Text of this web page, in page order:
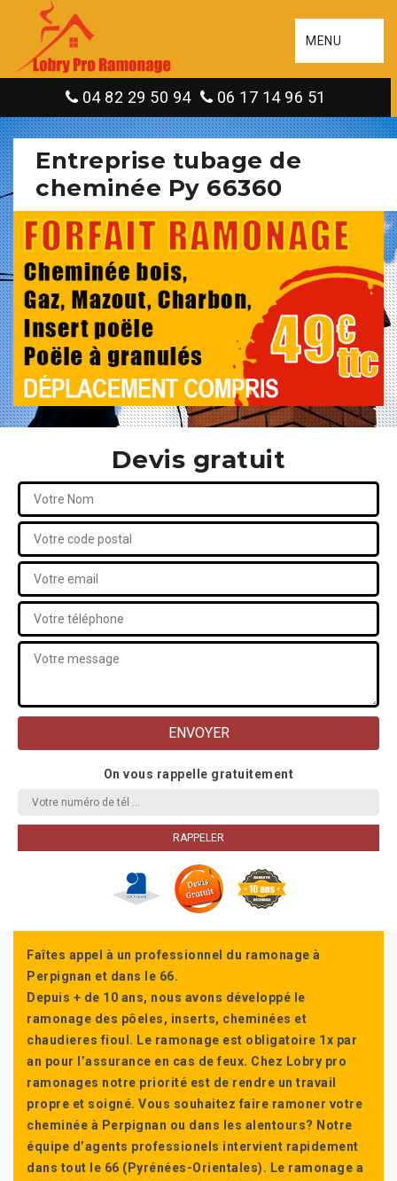
MENU
04 82 29 50 94 06 17 14 96 51
Entreprise tubage de
cheminée Py 66360
Devis gratuit
On vous rappelle gratuitement
Faîtes appel à un professionnel du ramonage à
Perpignan et dans le 66.
Depuis + de 10 ans, nous avons développé le
ramonage des pôeles, inserts, cheminées et
chaudieres fioul. Le ramonage est obligatoire 1x par
an pour l’assurance en cas de feux. Chez Lobry pro
ramonages notre priorité est de rendre un travail
propre et soigné. Vous souhaitez faire ramoner votre
cheminée à Perpignan ou dans les alentours? Notre
équipe d’agents professionels intervient rapidement
dans tout le 66 (Pyrénées-Orientales). Le ramonage a